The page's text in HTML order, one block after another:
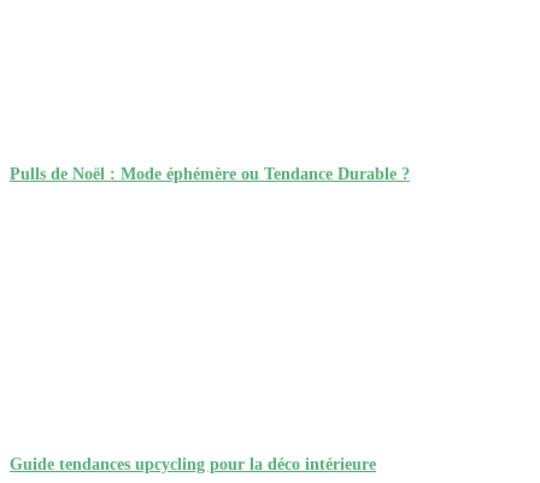
Pulls de Noël : Mode éphémère ou Tendance Durable ?
Guide tendances upcycling pour la déco intérieure